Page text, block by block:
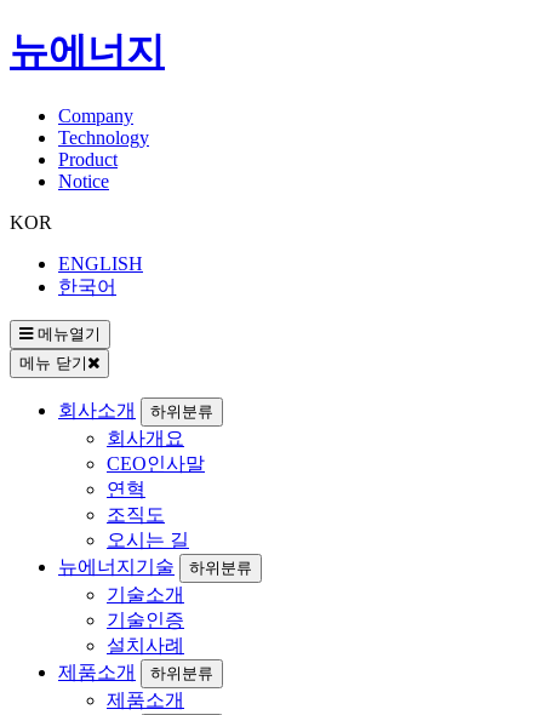
뉴에너지
Company
Technology
Product
Notice
KOR
ENGLISH
한국어
메뉴열기
메뉴 닫기
회사소개 하위분류
회사개요
CEO인사말
연혁
조직도
오시는 길
뉴에너지기술
하위분류
기술소개
기술인증
설치사례
제품소개
하위분류
제품소개